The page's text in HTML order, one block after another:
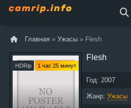
Главная » Ужасы » Flesh
HDRip 1 час 25 минут
Flesh
Год: 2007
Жанр: Ужасы